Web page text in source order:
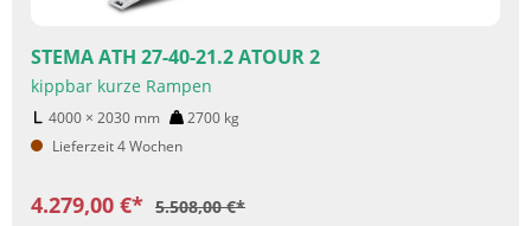
STEMA ATH 27-40-21.2 ATOUR 2
kippbar kurze Rampen
4000 × 2030 mm 2700 kg
Lieferzeit 4 Wochen
4.279,00 €* 5.508,00 €*